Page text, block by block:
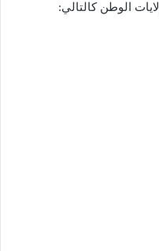
الوطن كالتالي: